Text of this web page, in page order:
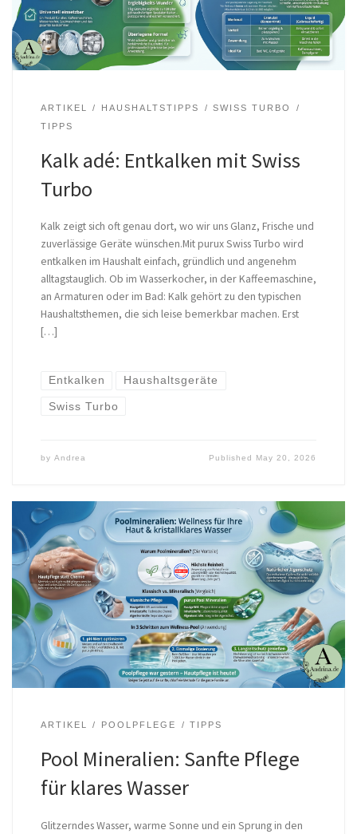
ARTIKEL HAUSHALTSTIPPS
SWISS TURBO
TIPPS
Kalk adé: Entkalken mit Swiss
Turbo
Kalk zeigt sich oft genau dort, wo wir uns Glanz, Frische und
zuverlässige Geräte wünschen.Mit purux Swiss Turbo wird
entkalken im Haushalt einfach, gründlich und angenehm
alltagstauglich. Ob im Wasserkocher, in der Kaffeemaschine,
an Armaturen oder im Bad: Kalk gehört zu den typischen
Haushaltsthemen, die sich leise bemerkbar machen. Erst
[…]
Entkalken Haushaltsgeräte
Swiss Turbo
by Andrea Published May 20, 2026
ARTIKEL POOLPFLEGE TIPPS
Pool Mineralien: Sanfte Pflege
für klares Wasser
Glitzerndes Wasser, warme Sonne und ein Sprung in den